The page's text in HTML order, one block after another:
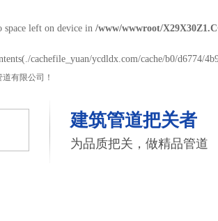
left on device in /www/wwwroot/
cachefile_yuan/ycdldx.com/cache/b0/d6774/
有限公司！
建筑管道把关者
为品质把关，做精品管道